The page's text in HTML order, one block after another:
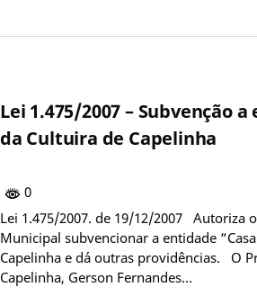
Lei 1.475/2007 – Subvenção
da Cultuira de Capelinha
0
Lei 1.475/2007. de 19/12/2007 Autoriza
Municipal subvencionar a entidade
Capelinha e dá outras providências. O
Capelinha, Gerson Fernandes…